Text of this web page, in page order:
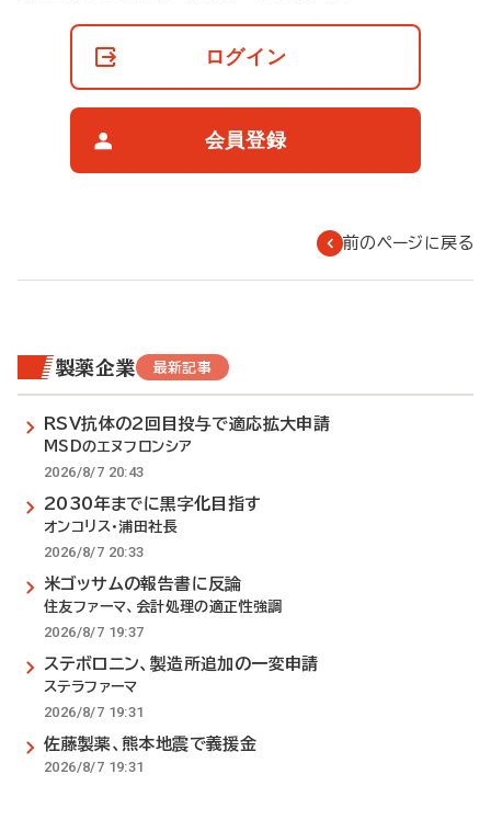
ログイン
会員登録
前のページに戻る
製薬企業 最新記事
RSV抗体の2回目投与で適応拡大申請
MSDのエヌフロンシア
2026/8/7 20:43
2030年までに黒字化目指す
オンコリス・浦田社長
2026/8/7 20:33
米ゴッサムの報告書に反論
住友ファーマ、会計処理の適正性強調
2026/8/7 19:37
ステボロニン、製造所追加の一変申請
ステラファーマ
2026/8/7 19:31
佐藤製薬、熊本地震で義援金
2026/8/7 19:31